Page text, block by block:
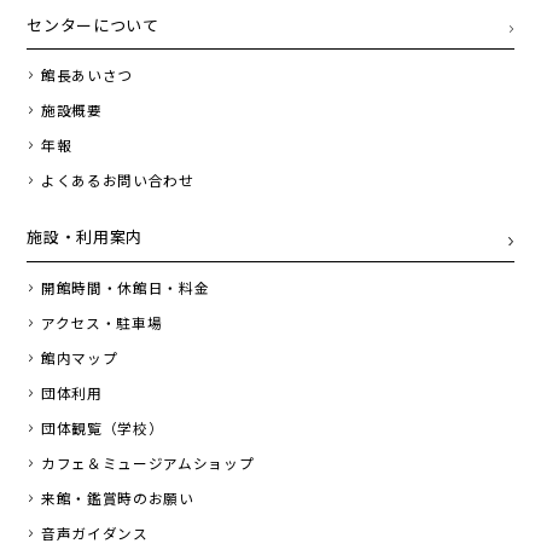
センターについて
館長あいさつ
施設概要
年報
よくあるお問い合わせ
施設・利用案内
開館時間・休館日・料金
アクセス・駐車場
館内マップ
団体利用
団体観覧（学校）
カフェ＆ミュージアムショップ
来館・鑑賞時のお願い
音声ガイダンス